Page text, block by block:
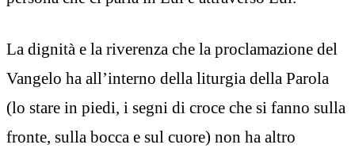
La dignità e la riverenza che la proclamazione del
Vangelo ha all’interno della liturgia della Parola
(lo stare in piedi, i segni di croce che si fanno sulla
fronte, sulla bocca e sul cuore) non ha altro